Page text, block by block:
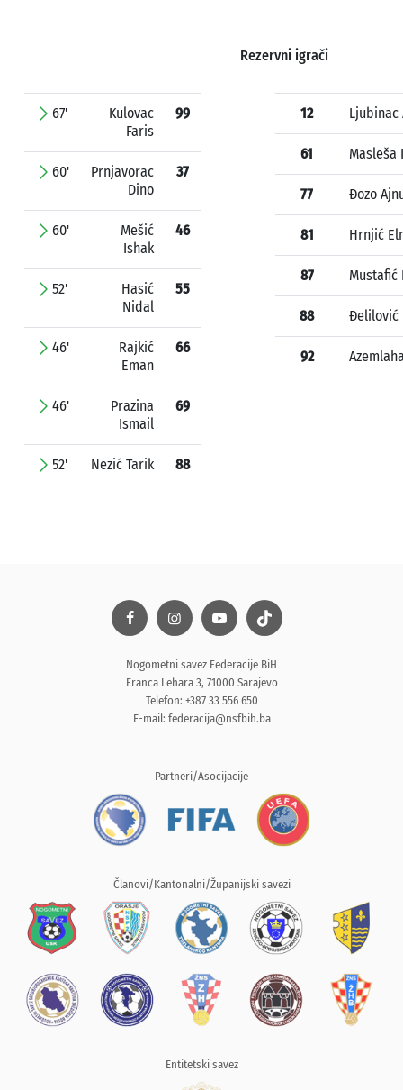
Rezervni igrači
67'
Kulovac
Faris
99
60'
Prnjavorac
Dino
37
60'
Mešić
Ishak
46
52'
Hasić
Nidal
55
46'
Rajkić
Eman
66
46'
Prazina
Ismail
69
52' Nezić Tarik 88
12 Ljubinac
61 Masleša
77 Đozo
81 Hrnjić
87 Mustafić
88 Đelilović
92
Nogometni savez Federacije BiH
Franca Lehara 3, 71000 Sarajevo
Telefon: +387 33 556 650
E-mail: federacija@nsfbih.ba
Partneri/Asocijacije
Članovi/Kantonalni/Županijski savezi
Entitetski savez